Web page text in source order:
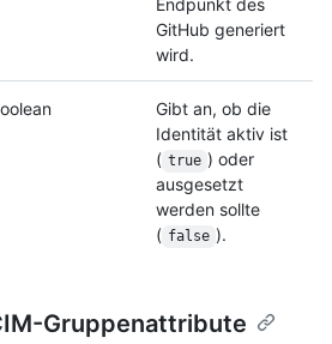
Endpunkt des
GitHub generiert
wird.
Gibt an, ob die
Identität aktiv ist
( true ) oder
ausgesetzt
werden sollte
( false ).
Gruppenattribute